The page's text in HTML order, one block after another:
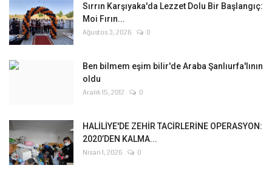
Sırrın Karşıyaka'da Lezzet Dolu Bir Başlangıç:
Moi Fırın...
Ağustos 3, 2026 0
Ben bilmem eşim bilir'de Araba Şanlıurfa'lının
oldu
Aralık 15, 2012 0
HALİLİYE'DE ZEHİR TACİRLERİNE OPERASYON:
2020’DEN KALMA...
Nisan 1, 2026 0